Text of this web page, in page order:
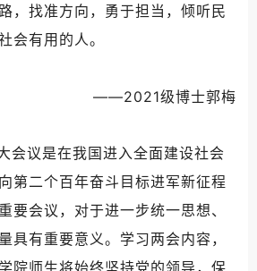
，找准方向，勇于担当，倾听民
会有用的人。
——2021级博士郭梅
会议是在我国进入全面建设社会
第二个百年奋斗目标进军新征程
要会议，对于进一步统一思想、
具有重要意义。学习两会内容，
院师生将始终坚持党的领导，保